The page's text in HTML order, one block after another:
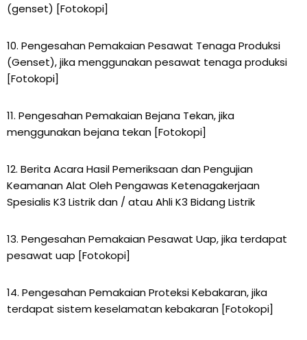
(genset) [Fotokopi]
10. Pengesahan Pemakaian Pesawat Tenaga Produksi
(Genset), jika menggunakan pesawat tenaga produksi
[Fotokopi]
11. Pengesahan Pemakaian Bejana Tekan, jika
menggunakan bejana tekan [Fotokopi]
12. Berita Acara Hasil Pemeriksaan dan Pengujian
Keamanan Alat Oleh Pengawas Ketenagakerjaan
Spesialis K3 Listrik dan / atau Ahli K3 Bidang Listrik
13. Pengesahan Pemakaian Pesawat Uap, jika terdapat
pesawat uap [Fotokopi]
14. Pengesahan Pemakaian Proteksi Kebakaran, jika
terdapat sistem keselamatan kebakaran [Fotokopi]